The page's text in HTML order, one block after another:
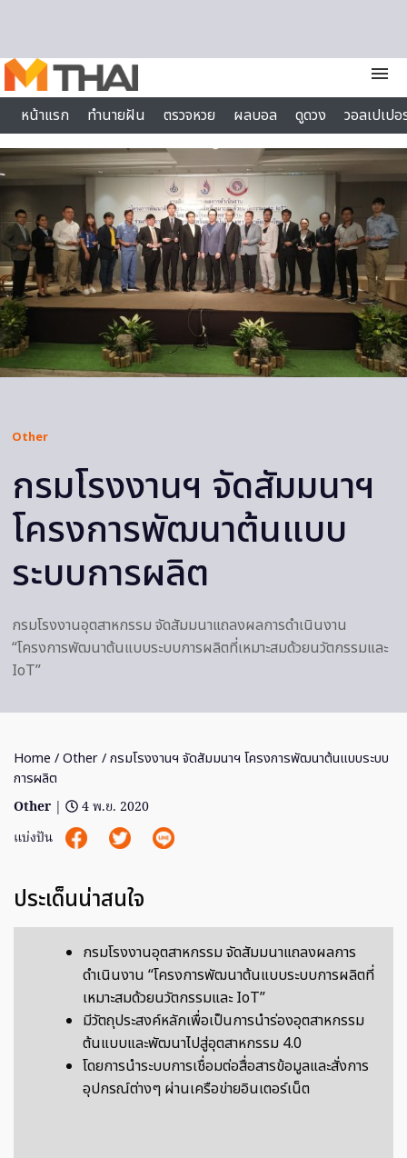
menu
หน้าแรก
ทำนายฝัน ตรวจหวย ผลบอล ดูดวง
วอลเปเป
ไลฟ์สไตล์
Other
กรมโรงงานฯ จัดสัมมนาฯ
โครงการพัฒนาต้นแบบ
ระบบการผลิต
กรมโรงงานอุตสาหกรรม จัดสัมมนาแถลงผลการดำเนินงาน
“โครงการพัฒนาต้นแบบระบบการผลิตที่เหมาะสมด้วยนวัตกรรมและ
IoT”
Home /Other/ กรมโรงงานฯ จัดสัมมนาฯ โครงการพัฒนาต้นแบบระบบ
การผลิต
Other |
4 พ.ย. 2020
แบ่งปัน
ประเด็นน่าสนใจ
กรมโรงงานอุตสาหกรรม จัดสัมมนาแถลงผลการ
ดำเนินงาน “โครงการพัฒนาต้นแบบระบบการผลิตที่
เหมาะสมด้วยนวัตกรรมและ IoT”
มีวัตถุประสงค์หลักเพื่อเป็นการนำร่องอุตสาหกรรม
ต้นแบบและพัฒนาไปสู่อุตสาหกรรม 4.0
โดยการนำระบบการเชื่อมต่อสื่อสารข้อมูลและสั่งการ
อุปกรณ์ต่างๆ ผ่านเครือข่ายอินเตอร์เน็ต